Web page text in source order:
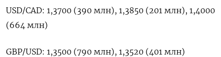
USD/CAD: 1,3700 (390 млн), 1,3850 (201 млн), 1,4000
(664 млн)
GBP/USD: 1,3500 (790 млн), 1,3520 (401 млн)